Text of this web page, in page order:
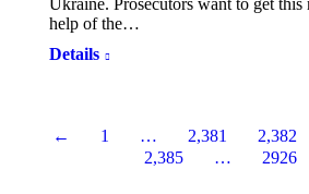
Ukraine. Prosecutors want to get
help of the…
Details
← 1 … 2,381 2,382
2,385
… 2926